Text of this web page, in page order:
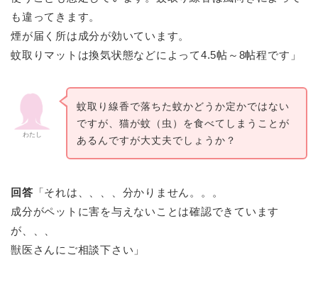
も違ってきます。
煙が届く所は成分が効いています。
蚊取りマットは換気状態などによって4.5帖～8帖程です」
わたし
蚊取り線香で落ちた蚊かどうか定かではない
ですが、猫が蚊（虫）を食べてしまうことが
あるんですが大丈夫でしょうか？
回答 「それは、、、、分かりません。。。
成分がペットに害を与えないことは確認できています
が、、、
獣医さんにご相談下さい」